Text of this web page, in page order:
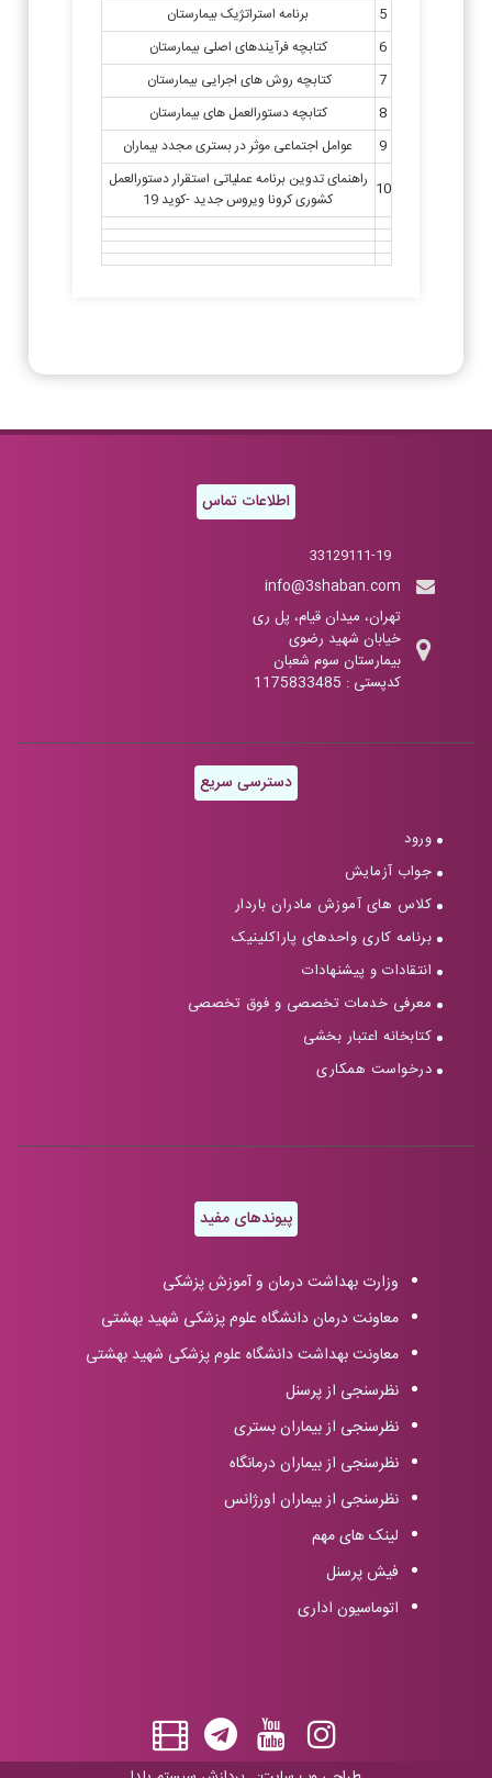
5
برنامه استراتژیک بیمارستان
6
کتابچه فرآیندهای اصلی بیمارستان
7
کتابچه روش های اجرایی بیمارستان
8
کتابچه دستورالعمل های بیمارستان
9
عوامل اجتماعی موثر در بستری مجدد بیماران
10 راهنمای تدوین برنامه عملیاتی استقرار دستورالعمل
کشوری کرونا ویروس جدید -کوید 19
اطلاعات تماس
33129111-19
info@3shaban.com
تهران، میدان قیام، پل ری
خیابان شهید رضوی
بیمارستان سوم شعبان
کدپستی : 1175833485
دسترسی سریع
ورود
جواب آزمایش
کلاس های آموزش مادران باردار
برنامه کاری واحدهای پاراکلینیک
انتقادات و پیشنهادات
معرفی خدمات تخصصی و فوق تخصصی
کتابخانه اعتبار بخشی
درخواست همکاری
پیوندهای مفید
وزارت بهداشت درمان و آموزش پزشکی
معاونت درمان دانشگاه علوم پزشکی شهید بهشتی
معاونت بهداشت دانشگاه علوم پزشکی شهید بهشتی
نظرسنجی از پرسنل
نظرسنجی از بیماران بستری
نظرسنجی از بیماران درمانگاه
نظرسنجی از بیماران اورژانس
لینک های مهم
فیش پرسنل
اتوماسیون اداری